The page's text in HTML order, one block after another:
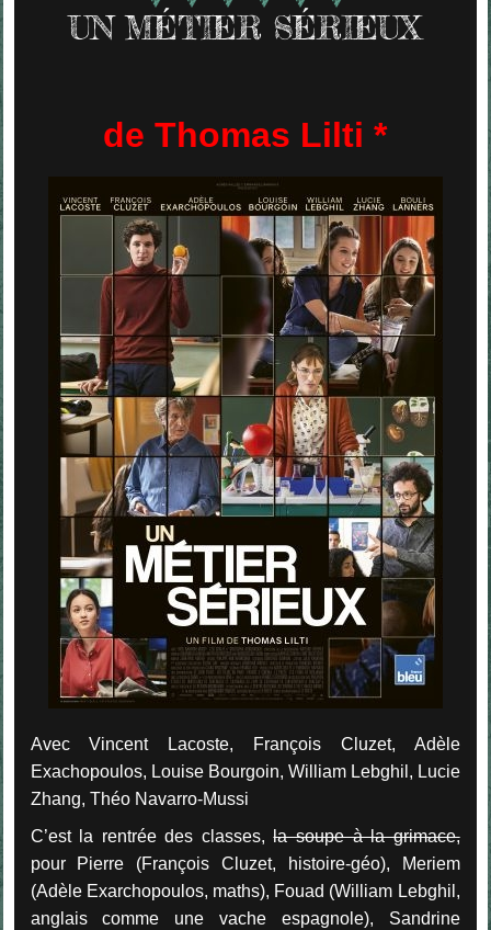
UN MÉTIER SÉRIEUX
de Thomas Lilti *
Avec Vincent Lacoste, François Cluzet, Adèle
Exachopoulos, Louise Bourgoin, William Lebghil, Lucie
Zhang, Théo Navarro-Mussi
C’est la rentrée des classes,la soupe à la grimace,
pour Pierre (François Cluzet, histoire-géo), Meriem
(Adèle Exarchopoulos, maths), Fouad (William Lebghil,
anglais comme une vache espagnole), Sandrine